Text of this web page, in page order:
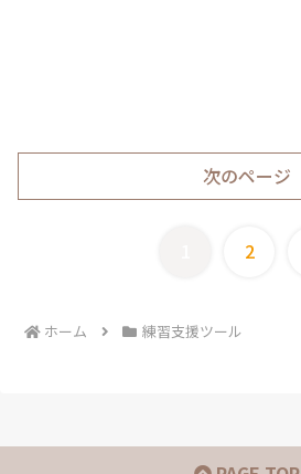
次のページ
2
ホーム 練習支援ツール